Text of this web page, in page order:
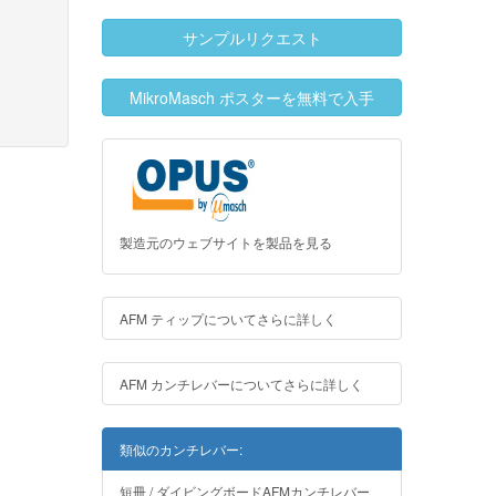
サンプルリクエスト
MikroMasch ポスターを無料で入手
製造元のウェブサイトを製品を見る
AFM ティップについてさらに詳しく
AFM カンチレバーについてさらに詳しく
類似のカンチレバー:
短冊 / ダイビングボードAFMカンチレバー